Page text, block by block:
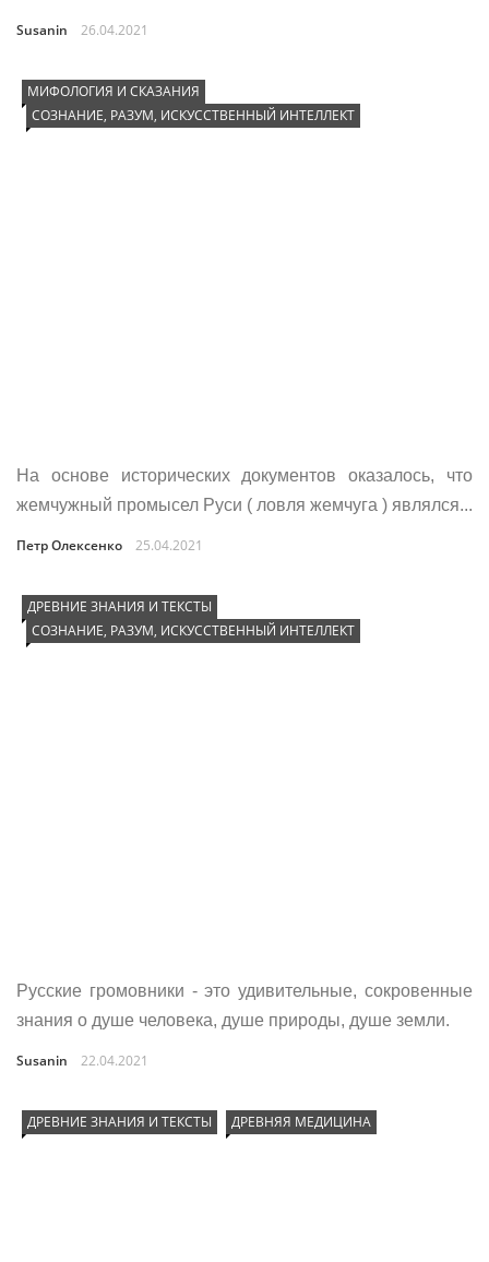
Susanin 26.04.2021
МИФОЛОГИЯ И СКАЗАНИЯ
СОЗНАНИЕ, РАЗУМ, ИСКУССТВЕННЫЙ ИНТЕЛЛЕКТ
На основе исторических документов оказалось, что
жемчужный промысел Руси ( ловля жемчуга ) являлся...
Петр Олексенко 25.04.2021
ДРЕВНИЕ ЗНАНИЯ И ТЕКСТЫ
СОЗНАНИЕ, РАЗУМ, ИСКУССТВЕННЫЙ ИНТЕЛЛЕКТ
Русские громовники - это удивительные, сокровенные
знания о душе человека, душе природы, душе земли.
Susanin 22.04.2021
ДРЕВНИЕ ЗНАНИЯ И ТЕКСТЫ ДРЕВНЯЯ МЕДИЦИНА